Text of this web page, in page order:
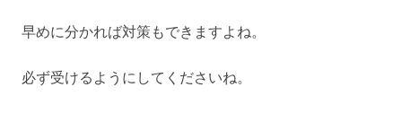
早めに分かれば対策もできますよね。
必ず受けるようにしてくださいね。